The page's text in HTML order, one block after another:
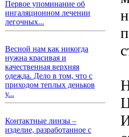
Первое упоминание об
ингаляционном лечении
легочных...
Весной нам как никогда
нужна красивая и
качественная верхняя
одежда. Дело в том, что с
приходом теплых деньков
у...
Контактные линзы –
изделие, разработанное с